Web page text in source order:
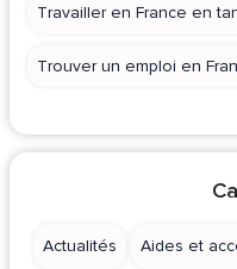
Travailler en France en
Trouver un emploi en
Actualités Aides et